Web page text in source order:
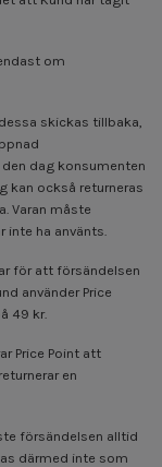
om
skickas tillbaka,
dag konsumenten
kan också returneras
Varan måste
ha använts.
för att försändelsen
använder Price
49 kr.
Price Point att
en
försändelsen alltid
därmed inte som